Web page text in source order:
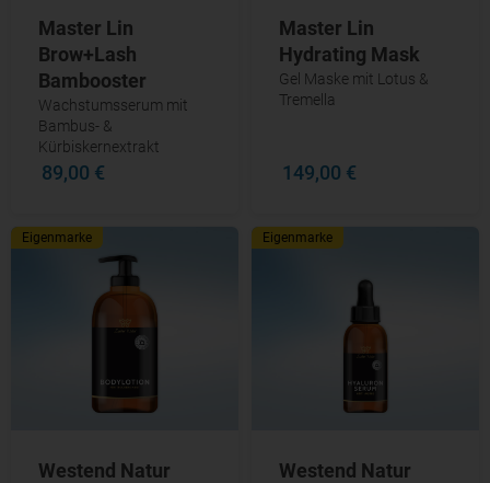
Master Lin
Brow+Lash
Bambooster
Wachstumsserum mit
Bambus- &
Kürbiskernextrakt
89,00 €
Master Lin
Hydrating Mask
Gel Maske mit Lotus &
Tremella
149,00 €
Eigenmarke
Westend Natur
Eigenmarke
Westend Natur